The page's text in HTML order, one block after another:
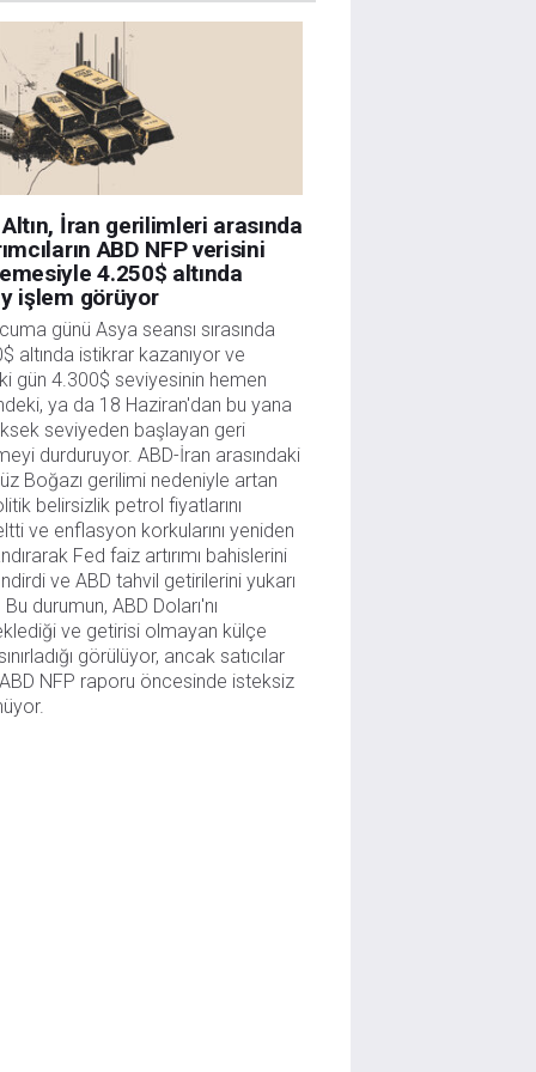
İran gerilimleri arasında
ABD NFP verisini
4.250$ altında
işlem görüyor
günü Asya seansı sırasında
altında istikrar kazanıyor ve
gün 4.300$ seviyesinin hemen
ya da 18 Haziran'dan bu yana
seviyeden başlayan geri
durduruyor. ABD-İran arasındaki
Boğazı gerilimi nedeniyle artan
belirsizlik petrol fiyatlarını
ve enflasyon korkularını yeniden
Fed faiz artırımı bahislerini
ve ABD tahvil getirilerini yukarı
durumun, ABD Doları'nı
ve getirisi olmayan külçe
görülüyor, ancak satıcılar
NFP raporu öncesinde isteksiz